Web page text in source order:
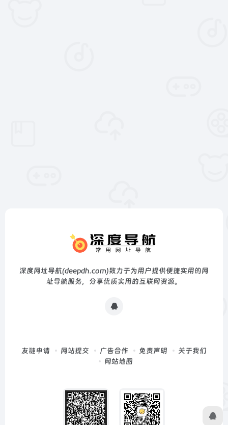
深度网址导航(deepdh.com)致力于为用户提供便捷实用的网
址导航服务，分享优质实用的互联网资源。
友链申请 网站提交 广告合作 免责声明
关于我们
网站地图